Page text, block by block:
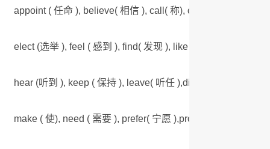
appoint ( 任命 ), believe( 相信 ), call( 称), catch ( 发现 ),
elect (选举 ), feel ( 感到 ), find( 发现 ), like (希望 ),
hear (听到 ), keep ( 保持 ), leave( 听任 ),discover( 发现 ),
make ( 使), need ( 需要 ), prefer( 宁愿 ),prove ( 证明 ),